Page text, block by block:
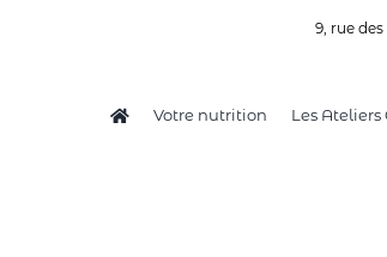
9, rue
Votre nutrition Les Ateliers